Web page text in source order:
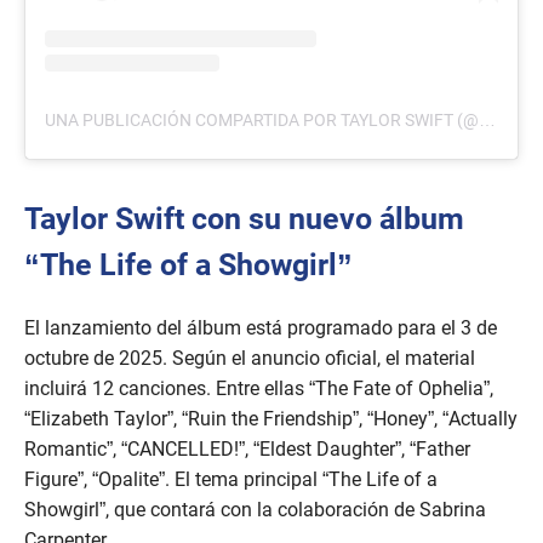
UNA PUBLICACIÓN COMPARTIDA POR TAYLOR SWIFT (@TAYLORSWIFT)
Taylor Swift con su nuevo álbum
“The Life of a Showgirl”
El lanzamiento del álbum está programado para el 3 de
octubre de 2025. Según el anuncio oficial, el material
incluirá 12 canciones. Entre ellas “The Fate of Ophelia”,
“Elizabeth Taylor”, “Ruin the Friendship”, “Honey”, “Actually
Romantic”, “CANCELLED!”, “Eldest Daughter”, “Father
Figure”, “Opalite”. El tema principal “The Life of a
Showgirl”, que contará con la colaboración de Sabrina